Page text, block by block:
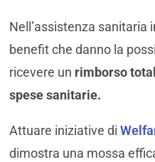
Nell’assistenza sanitaria
benefit che danno la
ricevere un rimborso
spese sanitarie.
Attuare iniziative di
dimostra una mossa